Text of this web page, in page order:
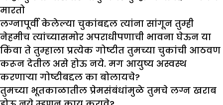
मारतो
लग्नापूर्वी केलेल्या चुकांबद्दल त्यांना सांगून तुम्ही
नेहमीच त्यांच्यासमोर अपराधीपणाची भावना घेऊन या
किंवा ते तुम्हाला प्रत्येक गोष्टीत तुमच्या चुकांची आठवण
करून देतील असे होऊ नये. मग आयुष्य अस्वस्थ
करणाऱ्या गोष्टीबद्दल का बोलायचे?
तुमच्या भूतकाळातील प्रेमसंबंधांमुळे तुमचे लग्न खराब